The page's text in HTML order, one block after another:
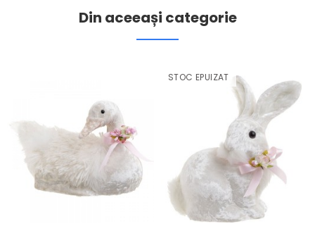
Din aceeași categorie
STOC EPUIZAT